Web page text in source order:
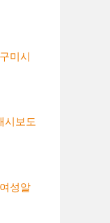
미시
시보도
성알